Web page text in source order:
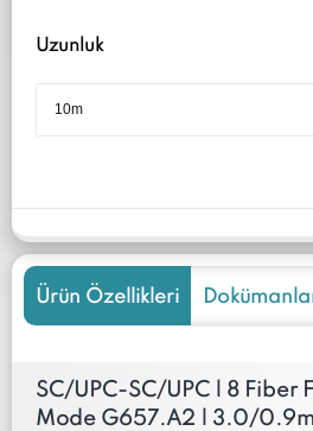
Uzunluk
Ürün Özellikleri
SC/UPC-SC/UPC | 8 Fiber
Mode G657.A2 | 3.0/